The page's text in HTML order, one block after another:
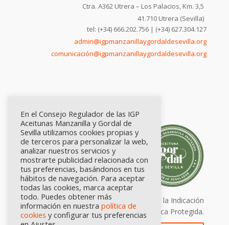
Ctra. A362 Utrera – Los Palacios, Km. 3,5
41.710 Utrera (Sevilla)
tel: (+34) 666.202.756 | (+34) 627.304.127
admin@igpmanzanillaygordaldesevilla.org
comunicación@igpmanzanillaygordaldesevilla.org
Calidad certificada por Origen. Sellos de la Indicación
Geográfica Protegida.
En el Consejo Regulador de las IGP
Aceitunas Manzanilla y Gordal de
Sevilla utilizamos cookies propias y
de terceros para personalizar la web,
analizar nuestros servicios y
mostrarte publicidad relacionada con
tus preferencias, basándonos en tus
hábitos de navegación. Para aceptar
todas las cookies, marca aceptar
todo. Puedes obtener más
información en nuestra política de
cookies y configurar tus preferencias